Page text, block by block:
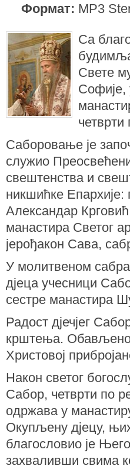
Формат: MP3
Са
Свете
Софије,
четврти
Саборовање је
служио
свештенства и
никшићке Епархије:
Александар
манастира Светог
јерођакон Сава,
У молитвеном
дјеца учесници
сестре манастира
Радост дјечјег
крштења. Обављено
Христовој
Након светог
Сабор, четврти по
одржава у
Окупљену дјецу,
благословио је
захваливши свима